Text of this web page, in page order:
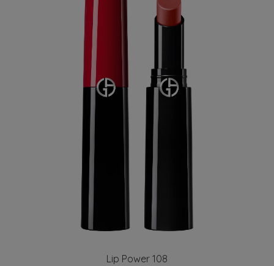
Lip Power 108